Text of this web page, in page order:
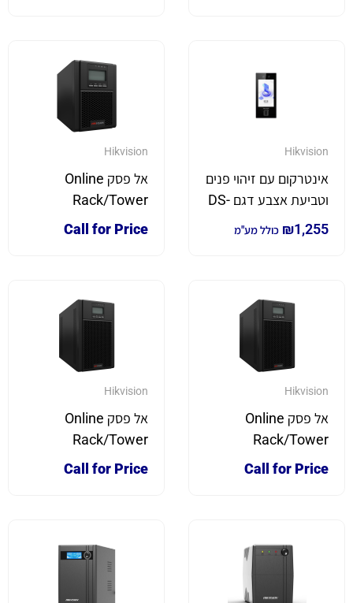
Hikvision
אינטרקום עם זיהוי פנים
וטביעת אצבע דגם DS-
K1T344MBFWX-E1
₪1,255 כולל מע"מ
Hikvision
אל פסק Online
Rack/Tower
1000VA / 900W DS-
Call for Price
Hikvision
אל פסק Online
Rack/Tower
2000VA / 1800W
Call for Price
Hikvision
אל פסק Online
Rack/Tower
3000VA / 2700W
Call for Price